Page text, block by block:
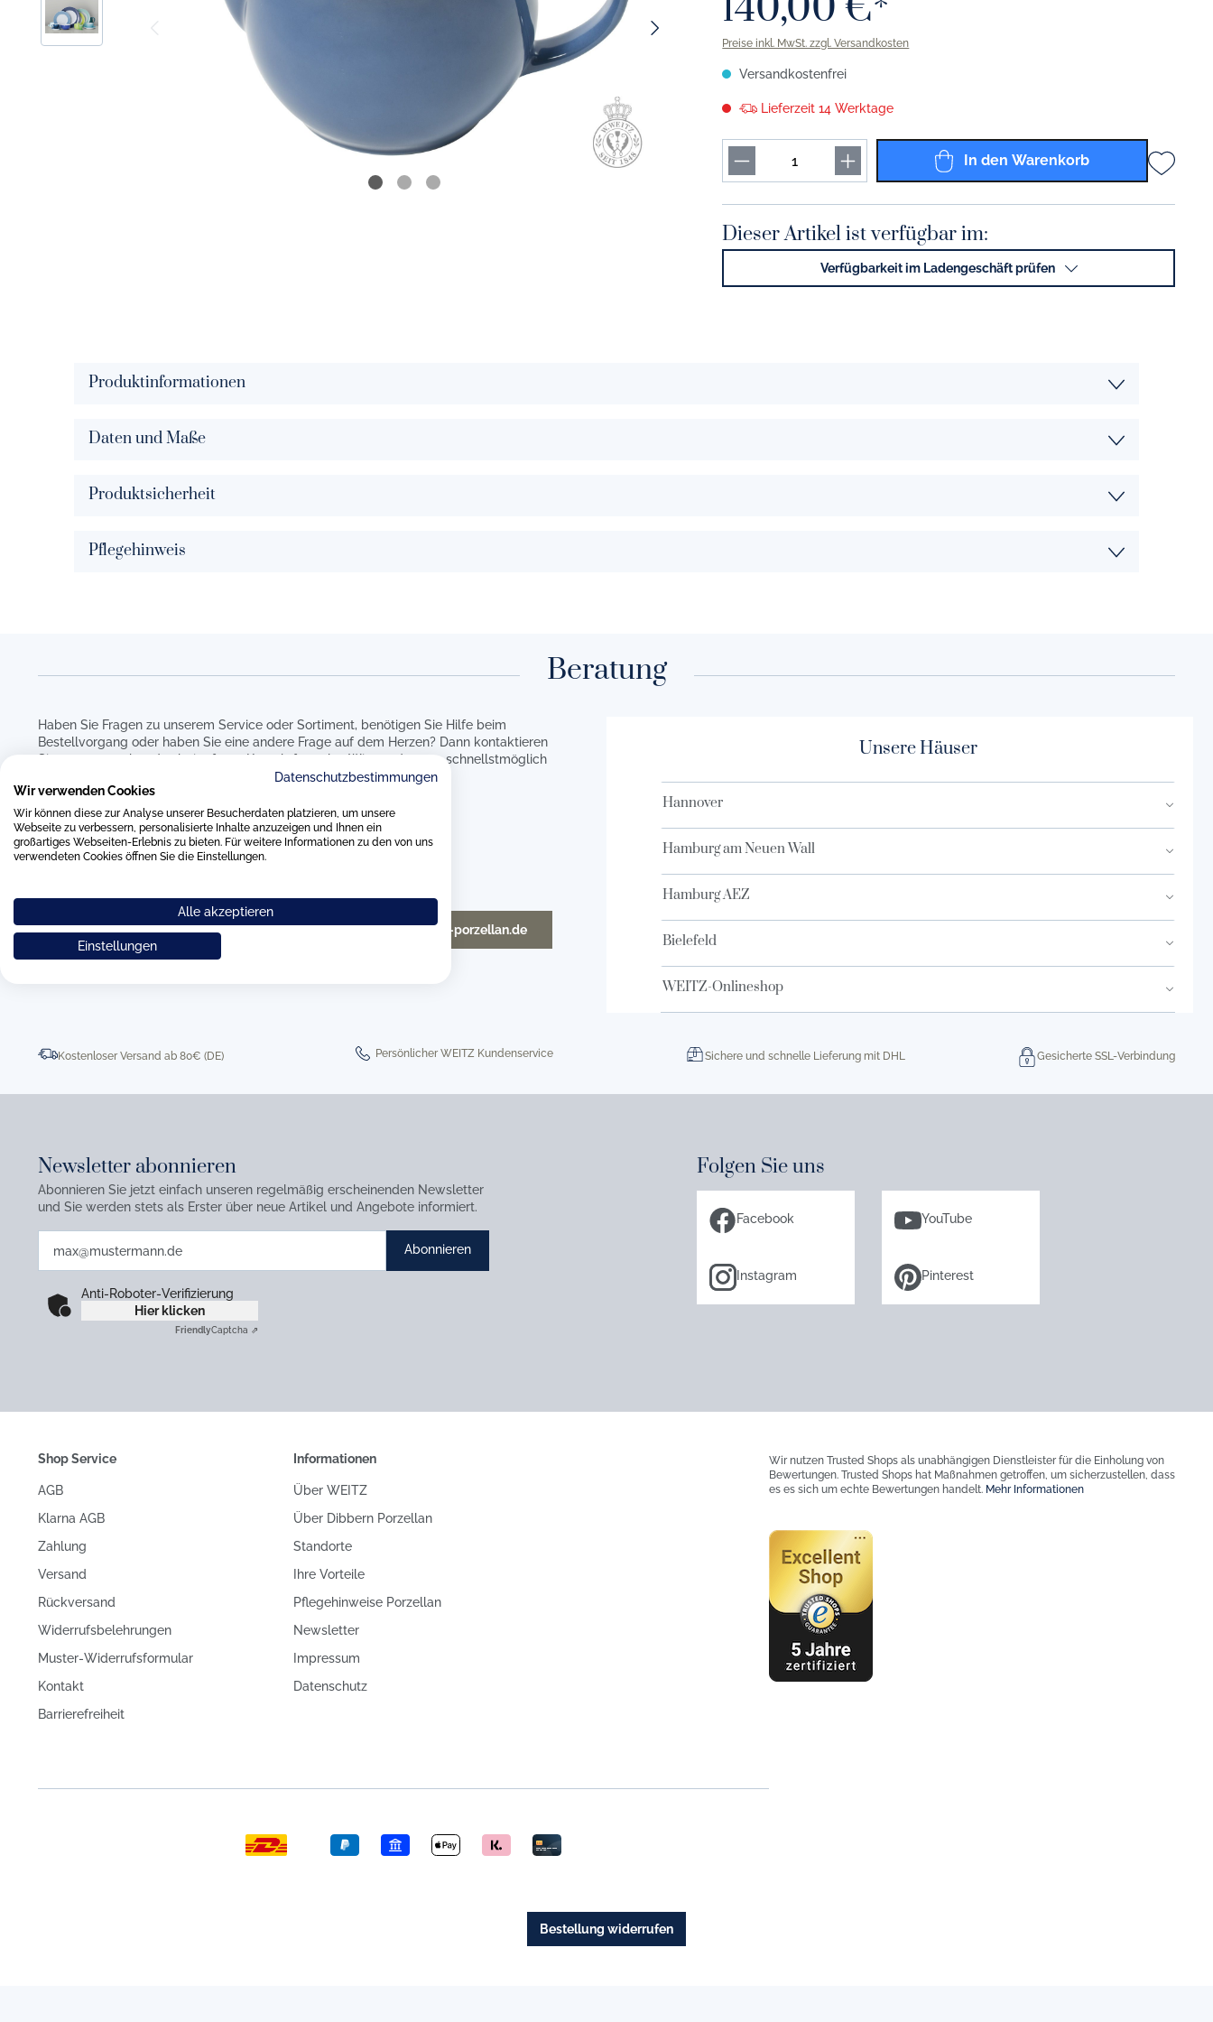
Solid Color signalrot
Solid Color vintage blue
Solid Color lavendel
Solid Color tannengrün
Solid Color khaki
Solid Color maigrün
Solid Color limone
Solid Color platin
Solid Color lichtgrau
Preise inkl. MwSt. zzgl. Versandkosten
Versandkostenfrei
Lieferzeit 14 Werktage
In den Warenkorb
Dieser Artikel ist verfügbar im:
Verfügbarkeit im Ladengeschäft prüfen
Produktinformationen
Daten und Maße
Produktsicherheit
Pflegehinweis
Beratung
Haben Sie Fragen zu unserem Service oder Sortiment, benötigen Sie Hilfe beim
Bestellvorgang oder haben Sie eine andere Frage auf dem Herzen? Dann kontaktieren
Sie uns gerne über das beigefügte Kontaktformular. Wir werden uns schnellstmöglich
0511 8997 9887 online-buero@weitz-porzellan.de
Unsere Häuser
Hannover
Hamburg am Neuen Wall
Hamburg AEZ
Bielefeld
WEITZ-Onlineshop
Kostenloser Versand ab 80€ (DE) Persönlicher WEITZ Kundenservice Sichere und schnelle Lieferung mit DHL Gesicherte SSL-Verbindung
Newsletter abonnieren
Abonnieren Sie jetzt einfach unseren regelmäßig erscheinenden Newsletter
und Sie werden stets als Erster über neue Artikel und Angebote informiert.
Abonnieren
Anti-Roboter-Verifizierung
Hier klicken
FriendlyCaptcha ⇗
Folgen Sie uns
Facebook YouTube
Instagram Pinterest
Shop Service
AGB
Klarna AGB
Zahlung
Versand
Rückversand
Widerrufsbelehrungen
Muster-Widerrufsformular
Kontakt
Barrierefreiheit
Informationen
Über WEITZ
Über Dibbern Porzellan
Standorte
Ihre Vorteile
Pflegehinweise Porzellan
Newsletter
Impressum
Datenschutz
Wir nutzen Trusted Shops als unabhängigen Dienstleister für die Einholung von
Bewertungen. Trusted Shops hat Maßnahmen getroffen, um sicherzustellen, dass
es es sich um echte Bewertungen handelt. Mehr Informationen
Bestellung widerrufen
Datenschutzbestimmungen
Wir verwenden Cookies
Wir können diese zur Analyse unserer Besucherdaten platzieren, um unsere
Webseite zu verbessern, personalisierte Inhalte anzuzeigen und Ihnen ein
großartiges Webseiten-Erlebnis zu bieten. Für weitere Informationen zu den von uns
verwendeten Cookies öffnen Sie die Einstellungen.
Alle akzeptieren
Einstellungen